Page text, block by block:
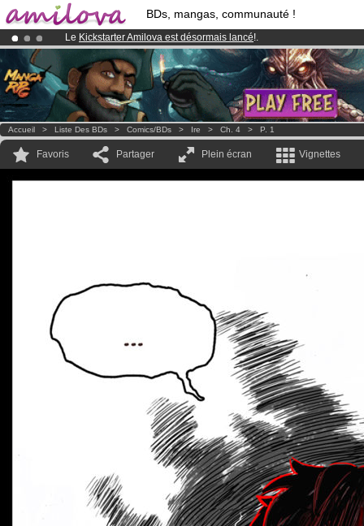
BDs, mangas, communauté !
Le Kickstarter Amilova est désormais lancé!.
Déjà 100000membreset 1000BDs & Mangas!
Abonnement premium: à partir de
3.95 eurospar mois !Clique ici
Accueil > Liste Des BDs > Comics/BDs > Ire > Ch. 4 > P. 1
Favoris Partager Plein écran Vignettes